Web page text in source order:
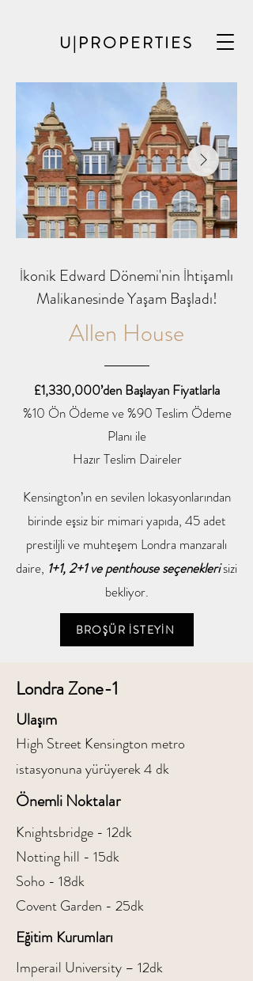
U|PROPERTIES
İkonik Edward Dönemi'nin İhtişamlı
Malikanesinde Yaşam Başladı!
Allen House
£1,330,000’den Başlayan Fiyatlarla
%10 Ön Ödeme ve %90 Teslim Ödeme
Planı ile
Hazır Teslim Daireler
Kensington’ın en sevilen lokasyonlarından
birinde eşsiz bir mimari yapıda, 45 adet
prestiljli ve muhteşem Londra manzaralı
daire, 1+1, 2+1 ve penthouse seçeneklerisizi
bekliyor.
BROŞÜR İSTEYİN
Londra Zone-1
Ulaşım
High Street Kensington metro
istasyonuna yürüyerek 4 dk
Önemli Noktalar
Knightsbridge - 12dk
Notting hill - 15dk
Soho - 18dk
Covent Garden - 25dk
Eğitim Kurumları
Imperail University – 12dk